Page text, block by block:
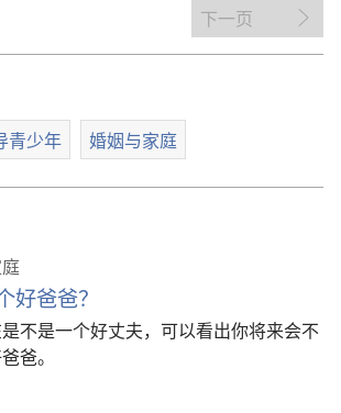
下一页
青少年 婚姻与家庭
好爸爸？
不是一个好丈夫，可以看出你将来会不
爸。